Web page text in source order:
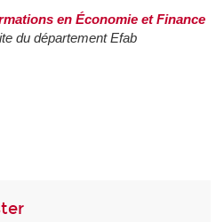
en Économie et Finance
du département Efab